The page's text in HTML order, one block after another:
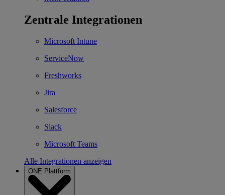
Zentrale Integrationen
Microsoft Intune
ServiceNow
Freshworks
Jira
Salesforce
Slack
Microsoft Teams
Alle Integrationen anzeigen
ONE Plattform